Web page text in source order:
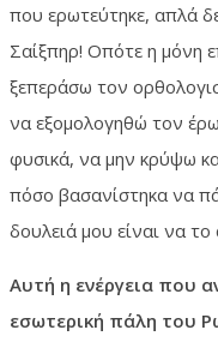
που ερωτεύτηκε, απλά
Σαίξπηρ! Οπότε η μόνη
ξεπεράσω τον
να εξομολογηθώ τον
φυσικά, να μην κρύψω
πόσο βασανίστηκα να
δουλειά μου είναι να
Αυτή η ενέργεια που
εσωτερική πάλη του